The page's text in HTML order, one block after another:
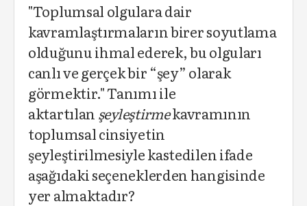
"Toplumsal olgulara dair
kavramlaştırmaların birer soyutlama
olduğunu ihmal ederek, bu olguları
canlı ve gerçek bir “şey” olarak
görmektir." Tanımı ile
aktartılan şeyleştirmekavramının
toplumsal cinsiyetin
şeyleştirilmesiyle kastedilen ifade
aşağıdaki seçeneklerden hangisinde
yer almaktadır?